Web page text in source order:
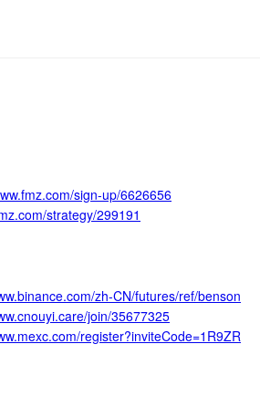
sign-up/6626656
strategy/299191
zh-CN/futures/ref/benson
join/35677325
register?inviteCode=1R9ZR